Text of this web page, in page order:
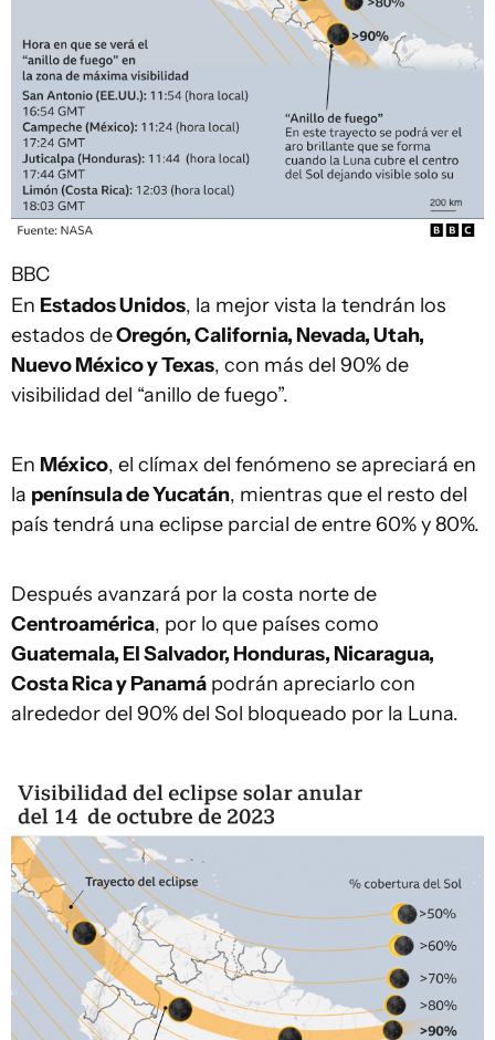
BBC
En Estados Unidos, la mejor vista la tendrán los
estados deOregón, California, Nevada, Utah,
Nuevo México y Texas, con más del 90% de
visibilidad del “anillo de fuego”.
En México, el clímax del fenómeno se apreciará en
la península de Yucatán, mientras que el resto del
país tendrá una eclipse parcial de entre 60% y 80%.
Después avanzará por la costa norte de
Centroamérica, por lo que países como
Guatemala, El Salvador, Honduras, Nicaragua,
Costa Rica y Panamá podrán apreciarlo con
alrededor del 90% del Sol bloqueado por la Luna.